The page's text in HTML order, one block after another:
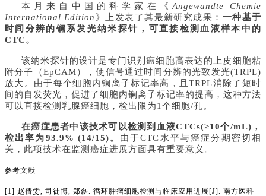
本月来自中国的科学家在《 Angewandte Chemie
International Edition 》上发表了其最新研究成果： 一种基于
时间分辨的镧系发光纳米探针，可直接检测血液样本中的
CTC。
该纳米探针的设计是专门识别癌细胞高表达的上皮细胞粘
附分子（EpCAM），使信号通过时间分辨的光致发光(TRPL)
放大。由于每个细胞内镧离子标记率高，且TRPL消除了短时
间的自发荧光，促进了细胞内镧离子标记率的提高，这种方法
可以直接检测乳腺癌细胞，检出限为1个细胞/孔。
在癌症患者中该技术可以检测到血液CTCs(≥10个/mL)，
检出率为93.9% (14/15)。 由于CTC水平与癌症分期密切相
关，此项技术在监测癌症进展方面具有重要意义。
参考文献
[1] 赵倩雯, 司徒博, 郑磊. 循环肿瘤细胞检测与临床应用进展[J]. 南方医科